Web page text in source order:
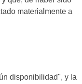
materialmente a
disponibilidad", y la